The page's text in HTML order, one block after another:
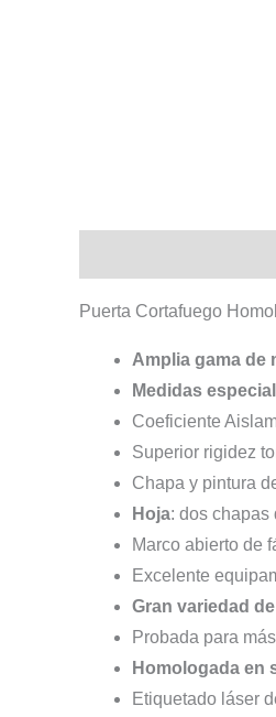
Puerta Cortafuego
Amplia gama de
Medidas
Coeficiente
Superior rigidez
Chapa y pintura
Hoja: dos chapas
Marco abierto de
Excelente
Gran variedad
Probada para
Homologada en
Etiquetado láser